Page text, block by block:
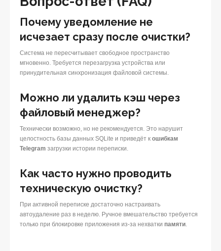
Почему уведомление не
исчезает сразу после очистки?
Система не пересчитывает свободное пространство
мгновенно. Требуется перезагрузка устройства или
принудительная синхронизация файловой системы.
Можно ли удалить кэш через
файловый менеджер?
Технически возможно, но не рекомендуется. Это нарушит
целостность базы данных SQLite и приведёт к ошибкам
Telegram загрузки истории переписки.
Как часто нужно проводить
техническую очистку?
При активной переписке достаточно настраивать
автоудаление раз в неделю. Ручное вмешательство требуется
только при блокировке приложения из-за нехватки памяти.